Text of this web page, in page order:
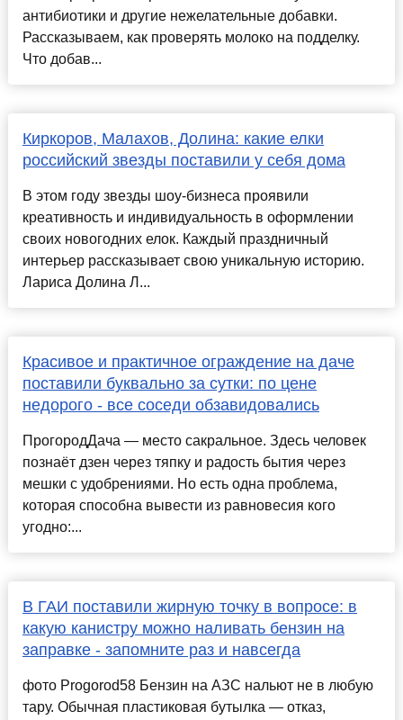
антибиотики и другие нежелательные добавки.
Рассказываем, как проверять молоко на подделку.
Что добав...
Киркоров, Малахов, Долина: какие елки
российский звезды поставили у себя дома
В этом году звезды шоу-бизнеса проявили
креативность и индивидуальность в оформлении
своих новогодних елок. Каждый праздничный
интерьер рассказывает свою уникальную историю.
Лариса Долина Л...
Красивое и практичное ограждение на даче
поставили буквально за сутки: по цене
недорого - все соседи обзавидовались
ПрогородДача — место сакральное. Здесь человек
познаёт дзен через тяпку и радость бытия через
мешки с удобрениями. Но есть одна проблема,
которая способна вывести из равновесия кого
угодно:...
В ГАИ поставили жирную точку в вопросе: в
какую канистру можно наливать бензин на
заправке - запомните раз и навсегда
фото Progorod58 Бензин на АЗС нальют не в любую
тару. Обычная пластиковая бутылка — отказ,